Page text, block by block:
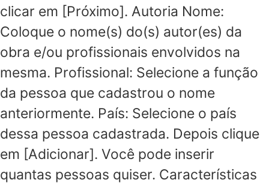
clicar em [Próximo]. Autoria Nome:
Coloque o nome(s) do(s) autor(es) da
obra e/ou profissionais envolvidos na
mesma. Profissional: Selecione a função
da pessoa que cadastrou o nome
anteriormente. País: Selecione o país
dessa pessoa cadastrada. Depois clique
em [Adicionar]. Você pode inserir
quantas pessoas quiser. Características